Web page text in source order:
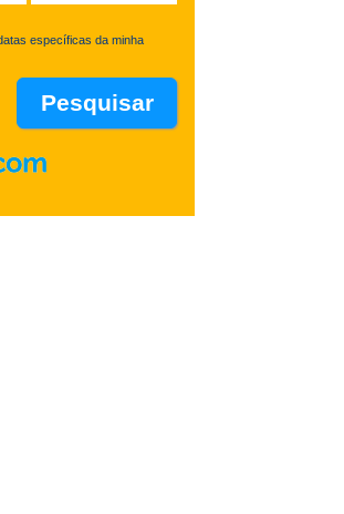
específicas da minha